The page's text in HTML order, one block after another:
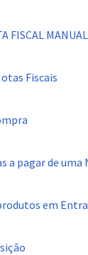
FISCAL MANUAL
Fiscais
a pagar de uma
em